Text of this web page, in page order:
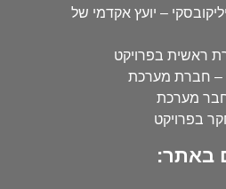
– יועץ אקדמי של
ראשית בפרויקט
– חברת מערכת
מערכת
בפרויקט
באתר: